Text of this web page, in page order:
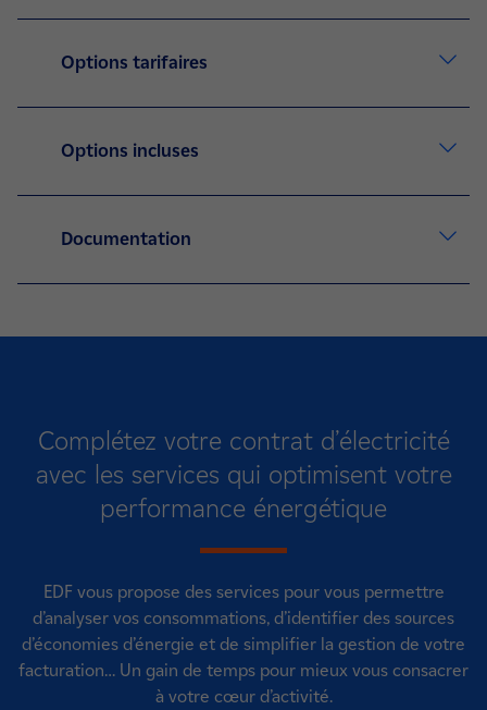
Options tarifaires
Options incluses
Documentation
Complétez votre contratd’électricité
avec les services qui optimisent votre
performance énergétique
EDF vous propose des services pour vous permettre
d’analyser vos consommations, d’identifier des sources
d’économies d’énergie et de simplifier la gestion de votre
facturation… Un gain de temps pour mieux vous consacrer
à votre cœur d’activité.